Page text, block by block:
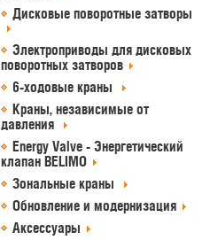
Дисковые поворотные затворы
Электроприводы для дисковых
поворотных затворов
6-ходовые краны
Краны, независимые от
давления
Energy Valve - Энергетический
клапан BELIMO
Зональные краны
Обновление и модернизация
Аксессуары